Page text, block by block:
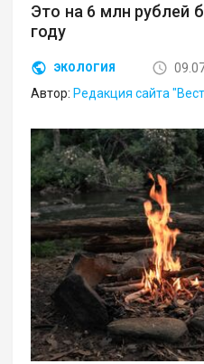
Это на 6 млн рублей
году
ЭКОЛОГИЯ
Автор: Редакция сайта